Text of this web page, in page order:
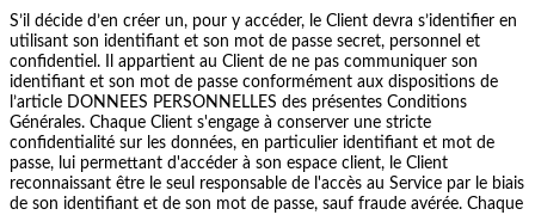
S’il décide d’en créer un, pour y accéder, le Client devra s’identifier en
utilisant son identifiant et son mot de passe secret, personnel et
confidentiel. Il appartient au Client de ne pas communiquer son
identifiant et son mot de passe conformément aux dispositions de
l’article DONNEES PERSONNELLES des présentes Conditions
Générales. Chaque Client s'engage à conserver une stricte
confidentialité sur les données, en particulier identifiant et mot de
passe, lui permettant d'accéder à son espace client, le Client
reconnaissant être le seul responsable de l'accès au Service par le biais
de son identifiant et de son mot de passe, sauf fraude avérée. Chaque